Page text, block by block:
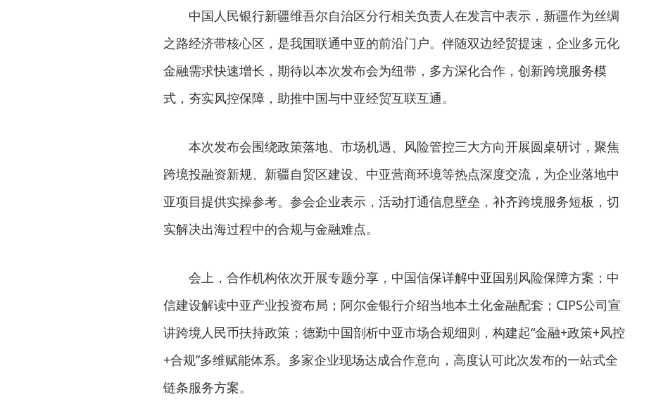
中国人民银行新疆维吾尔自治区分行相关负责人在发言中表示，新疆作为丝绸
之路经济带核心区，是我国联通中亚的前沿门户。伴随双边经贸提速，企业多元化
金融需求快速增长，期待以本次发布会为纽带，多方深化合作，创新跨境服务模
式，夯实风控保障，助推中国与中亚经贸互联互通。
本次发布会围绕政策落地、市场机遇、风险管控三大方向开展圆桌研讨，聚焦
跨境投融资新规、新疆自贸区建设、中亚营商环境等热点深度交流，为企业落地中
亚项目提供实操参考。参会企业表示，活动打通信息壁垒，补齐跨境服务短板，切
实解决出海过程中的合规与金融难点。
会上，合作机构依次开展专题分享，中国信保详解中亚国别风险保障方案；中
信建设解读中亚产业投资布局；阿尔金银行介绍当地本土化金融配套；CIPS公司宣
讲跨境人民币扶持政策；德勤中国剖析中亚市场合规细则，构建起“金融+政策+风控
+合规”多维赋能体系。多家企业现场达成合作意向，高度认可此次发布的一站式全
链条服务方案。